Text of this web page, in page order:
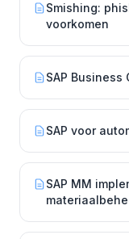
Smishing:
voorkomen
SAP Business
SAP voor
SAP MM